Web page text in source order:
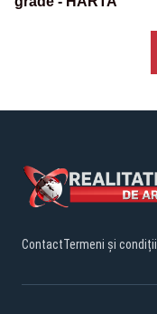
ContactTermeni și condiții